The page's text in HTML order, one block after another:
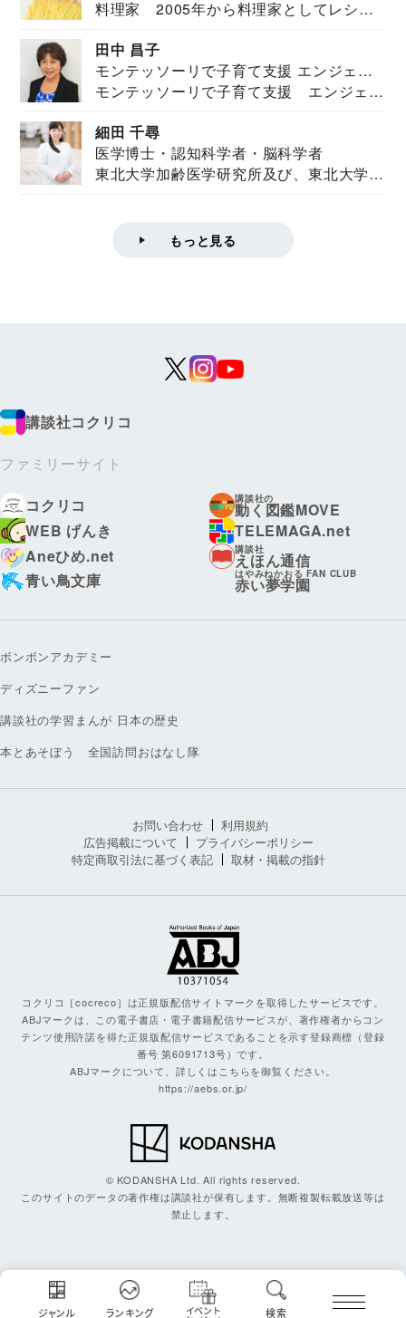
ジャンル ランキング イベント 検索
料理家 2005年から料理家としてレシピ
田中 昌子
モンテッソーリで子育て支援 エンジェル
ズハウス研究所所長
モンテッソーリで子育て支援 エンジェル
細田 千尋
医学博士・認知科学者・脳科学者
東北大学加齢医学研究所及び、東北大学大
もっと見る
講談社コクリコ
ファミリーサイト
コクリコ
講談社の
動く図鑑MOVE
WEB げんき
TELEMAGA.net
Aneひめ.net
講談社
えほん通信
青い鳥文庫
はやみねかおる FAN CLUB
赤い夢学園
ボンボンアカデミー
ディズニーファン
講談社の学習まんが 日本の歴史
本とあそぼう 全国訪問おはなし隊
お問い合わせ
利用規約
広告掲載について
プライバシーポリシー
特定商取引法に基づく表記
取材・掲載の指針
コクリコ［cocreco］は正規版配信サイトマークを取得したサービスです。
ABJマークは、この電子書店・電子書籍配信サービスが、著作権者からコン
テンツ使用許諾を得た正規版配信サービスであることを示す登録商標（登録
番号 第6091713号）です。
ABJマークについて、詳しくはこちらを御覧ください。
https://aebs.or.jp/
© KODANSHA Ltd. All rights reserved.
このサイトのデータの著作権は講談社が保有します。無断複製転載放送等は
禁止します。